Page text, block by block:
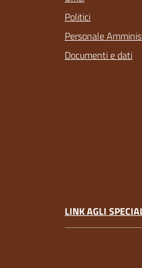
Politici
Personale
Documenti e dati
LINK AGLI